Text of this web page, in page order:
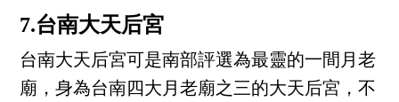
7.台南大天后宮
台南大天后宮可是南部評選為最靈的一間月老
廟，身為台南四大月老廟之三的大天后宮，不